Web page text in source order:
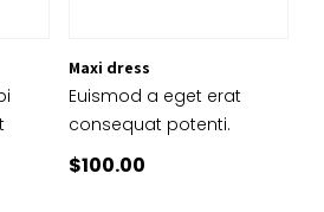
Maxi dress
Euismod a eget erat
consequat potenti.
$100.00